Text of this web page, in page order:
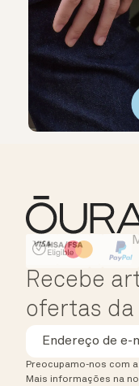
HSA/FSA Eligible
Affirm
Recebe
ofertas da
Preocupamo-nos com
Mais informações na